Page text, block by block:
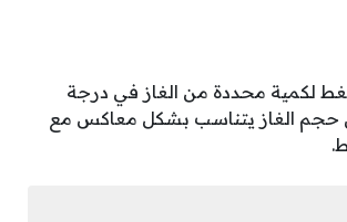
لكمية محددة من الغاز في درجة
حجم الغاز يتناسب بشكل معاكس مع